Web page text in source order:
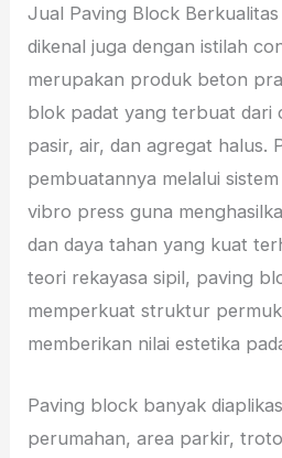
Jual Paving Block
dikenal juga dengan istilah
merupakan produk beton
blok padat yang terbuat dari
pasir, air, dan agregat halus.
pembuatannya melalui
vibro press guna
dan daya tahan yang kuat
teori rekayasa sipil, paving
memperkuat struktur
memberikan nilai estetika
Paving block banyak
perumahan, area parkir,